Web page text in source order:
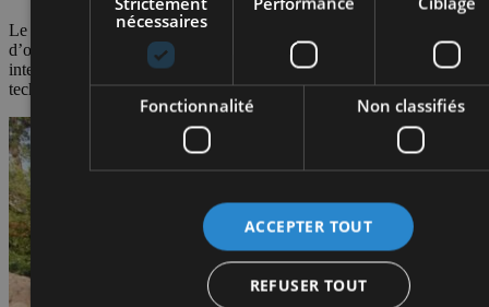
Le béton est coulé en une fois, radier et murs, ce qui permet
d’obtenir une structure très résistante aux chocs, au temps, aux
intempéries et même aux termites. Piscine.be a l’exclusivité de cette
technique en Belgique.
nécessaires
Fonctionnalité Non classifiés
ACCEPTER TOUT
REFUSER TOUT